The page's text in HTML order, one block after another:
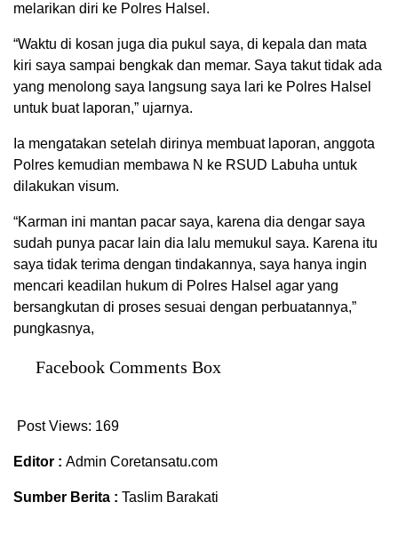
melarikan diri ke Polres Halsel.
“Waktu di kosan juga dia pukul saya, di kepala dan mata
kiri saya sampai bengkak dan memar. Saya takut tidak ada
yang menolong saya langsung saya lari ke Polres Halsel
untuk buat laporan,” ujarnya.
Ia mengatakan setelah dirinya membuat laporan, anggota
Polres kemudian membawa N ke RSUD Labuha untuk
dilakukan visum.
“Karman ini mantan pacar saya, karena dia dengar saya
sudah punya pacar lain dia lalu memukul saya. Karena itu
saya tidak terima dengan tindakannya, saya hanya ingin
mencari keadilan hukum di Polres Halsel agar yang
bersangkutan di proses sesuai dengan perbuatannya,”
pungkasnya,
Facebook Comments Box
Post Views: 169
Editor : Admin Coretansatu.com
Sumber Berita : Taslim Barakati